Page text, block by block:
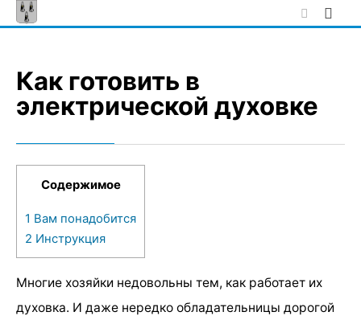
Skip
to
Как готовить в
электрической духовке
Содержимое
1 Вам понадобится
2 Инструкция
Многие хозяйки недовольны тем, как работает их
духовка. И даже нередко обладательницы дорогой